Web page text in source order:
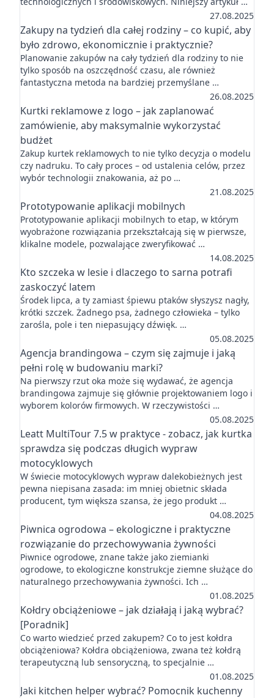
27.08.2025
Zakupy na tydzień dla całej rodziny – co kupić, aby
było zdrowo, ekonomicznie i praktycznie?
Planowanie zakupów na cały tydzień dla rodziny to nie
tylko sposób na oszczędność czasu, ale również
fantastyczna metoda na bardziej przemyślane …
26.08.2025
Kurtki reklamowe z logo – jak zaplanować
zamówienie, aby maksymalnie wykorzystać
budżet
Zakup kurtek reklamowych to nie tylko decyzja o modelu
czy nadruku. To cały proces – od ustalenia celów, przez
wybór technologii znakowania, aż po …
21.08.2025
Prototypowanie aplikacji mobilnych
Prototypowanie aplikacji mobilnych to etap, w którym
wyobrażone rozwiązania przekształcają się w pierwsze,
klikalne modele, pozwalające zweryfikować …
14.08.2025
Kto szczeka w lesie i dlaczego to sarna potrafi
zaskoczyć latem
Środek lipca, a ty zamiast śpiewu ptaków słyszysz nagły,
krótki szczek. Żadnego psa, żadnego człowieka – tylko
zarośla, pole i ten niepasujący dźwięk. …
05.08.2025
Agencja brandingowa – czym się zajmuje i jaką
pełni rolę w budowaniu marki?
Na pierwszy rzut oka może się wydawać, że agencja
brandingowa zajmuje się głównie projektowaniem logo i
wyborem kolorów firmowych. W rzeczywistości …
05.08.2025
Leatt MultiTour 7.5 w praktyce - zobacz, jak kurtka
sprawdza się podczas długich wypraw
motocyklowych
W świecie motocyklowych wypraw dalekobieżnych jest
pewna niepisana zasada: im mniej obietnic składa
producent, tym większa szansa, że jego produkt …
04.08.2025
Piwnica ogrodowa – ekologiczne i praktyczne
rozwiązanie do przechowywania żywności
Piwnice ogrodowe, znane także jako ziemianki
ogrodowe, to ekologiczne konstrukcje ziemne służące do
naturalnego przechowywania żywności. Ich …
01.08.2025
Kołdry obciążeniowe – jak działają i jaką wybrać?
[Poradnik]
Co warto wiedzieć przed zakupem? Co to jest kołdra
obciążeniowa? Kołdra obciążeniowa, zwana też kołdrą
terapeutyczną lub sensoryczną, to specjalnie …
01.08.2025
Jaki kitchen helper wybrać? Pomocnik kuchenny